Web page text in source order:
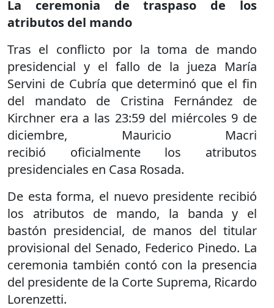
La ceremonia de traspaso de los
atributos del mando
Tras el conflicto por la toma de mando
presidencial y el fallo de la jueza María
Servini de Cubría que determinó que el fin
del mandato de Cristina Fernández de
Kirchner era a las 23:59 del miércoles 9 de
diciembre, Mauricio Macri
recibió oficialmente los atributos
presidenciales en Casa Rosada.
De esta forma, el nuevo presidente recibió
los atributos de mando, la banda y el
bastón presidencial, de manos del titular
provisional del Senado, Federico Pinedo. La
ceremonia también contó con la presencia
del presidente de la Corte Suprema, Ricardo
Lorenzetti.